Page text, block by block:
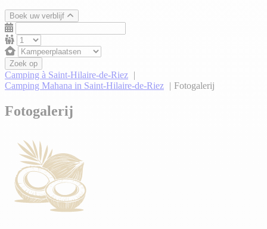
Boek uw verblijf
Zoek op
Camping à Saint-Hilaire-de-Riez
Camping Mahana in Saint-Hilaire-de-Riez
Fotogalerij
Fotogalerij